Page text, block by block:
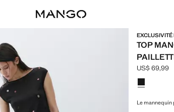
EXCLUSIVITÉ
TOP
Prix actuel
US$ 69,99
Choisissez
Le mannequin